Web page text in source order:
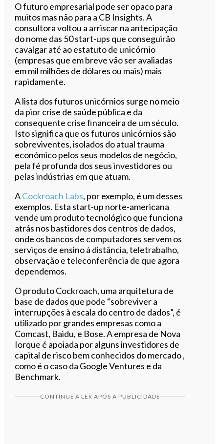
O futuro empresarial pode ser opaco para
muitos mas não para a CB Insights. A
consultora voltou a arriscar na antecipação
do nome das 50 start-ups que conseguirão
cavalgar até ao estatuto de unicórnio
(empresas que em breve vão ser avaliadas
em mil milhões de dólares ou mais) mais
rapidamente.
A lista dos futuros unicórnios surge no meio
da pior crise de saúde pública e da
consequente crise financeira de um século.
Isto significa que os futuros unicórnios são
sobreviventes, isolados do atual trauma
económico pelos seus modelos de negócio,
pela fé profunda dos seus investidores ou
pelas indústrias em que atuam.
ACockroach Labs, por exemplo, é um desses
exemplos. Esta start-up norte-americana
vende um produto tecnológico que funciona
atrás nos bastidores dos centros de dados,
onde os bancos de computadores servem os
serviços de ensino à distância, teletrabalho,
observação e teleconferência de que agora
dependemos.
O produto Cockroach, uma arquitetura de
base de dados que pode “sobreviver a
interrupções à escala do centro de dados”, é
utilizado por grandes empresas como a
Comcast, Baidu, e Bose. A empresa de Nova
Iorque é apoiada por alguns investidores de
capital de risco bem conhecidos do mercado ,
como é o caso da Google Ventures e da
Benchmark.
CONTINUE A LER APÓS A PUBLICIDADE